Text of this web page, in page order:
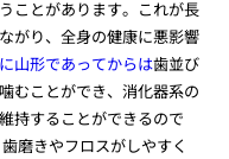
ことがあります。これが長
がり、全身の健康に悪影響
山形であってからは歯並び
むことができ、消化器系の
持することができるので
磨きやフロスがしやすく